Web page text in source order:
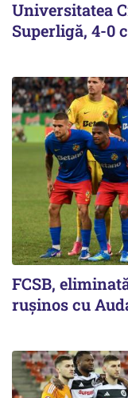
Universitatea
Superligă, 4-0
FCSB,
ruşinos cu